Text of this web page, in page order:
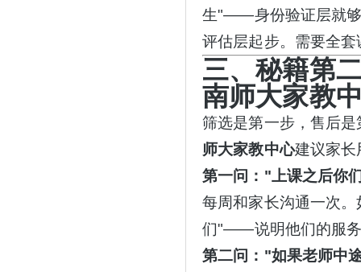
生"——身份验证层就
评估层起步。需要全
三、秘籍第
南师大家教
筛选是第一步，售后
师大家教中心建议家长
第一问： "上课之后你
每周和家长沟通一次
们"——说明他们的服务
第二问： "如果老师中